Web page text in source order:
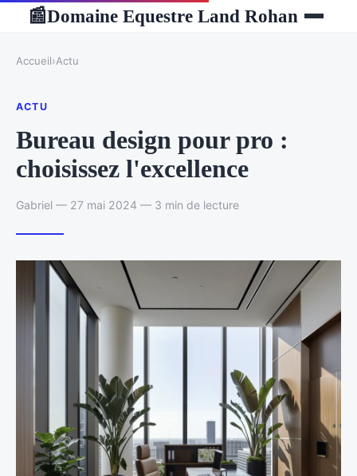
📰Domaine Equestre Land Rohan
Accueil›Actu
ACTU
Bureau design pour pro :
choisissez l'excellence
Gabriel — 27 mai 2024 — 3 min de lecture